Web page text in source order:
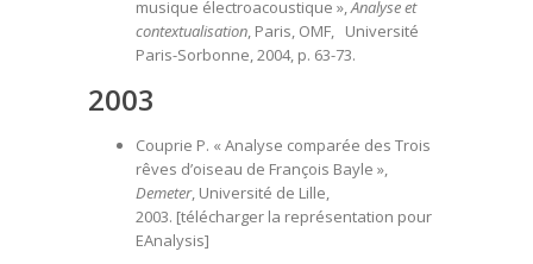
musique électroacoustique »,Analyse et
contextualisation, Paris, OMF, Université
Paris-Sorbonne, 2004, p. 63-73.
2003
Couprie P. « Analyse comparée des Trois
rêves d’oiseau de François Bayle »,
Demeter, Université de Lille,
2003. [télécharger la représentation pour
EAnalysis]